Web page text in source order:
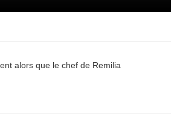
alors que le chef de Remilia